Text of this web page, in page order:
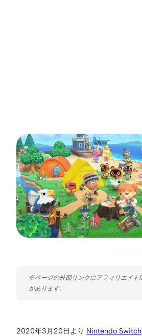
2020年3月20日より Nintendo Switch